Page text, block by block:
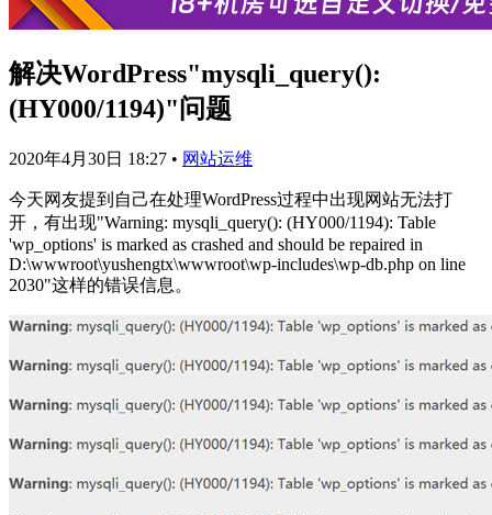
解决WordPress"mysqli_query():
(HY000/1194)"问题
2020年4月30日 18:27 • 网站运维
今天网友提到自己在处理WordPress过程中出现网站无法打
开，有出现"Warning: mysqli_query(): (HY000/1194): Table
'wp_options' is marked as crashed and should be repaired in
D:\wwwroot\yushengtx\wwwroot\wp-includes\wp-db.php on line
2030"这样的错误信息。